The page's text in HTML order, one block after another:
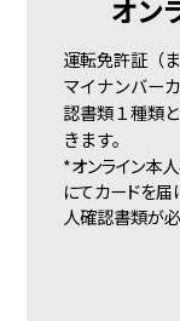
オン
運転免許証（
マイナンバー
認書類１種類
きます。
*オンライン本
にてカードを届
人確認書類が必